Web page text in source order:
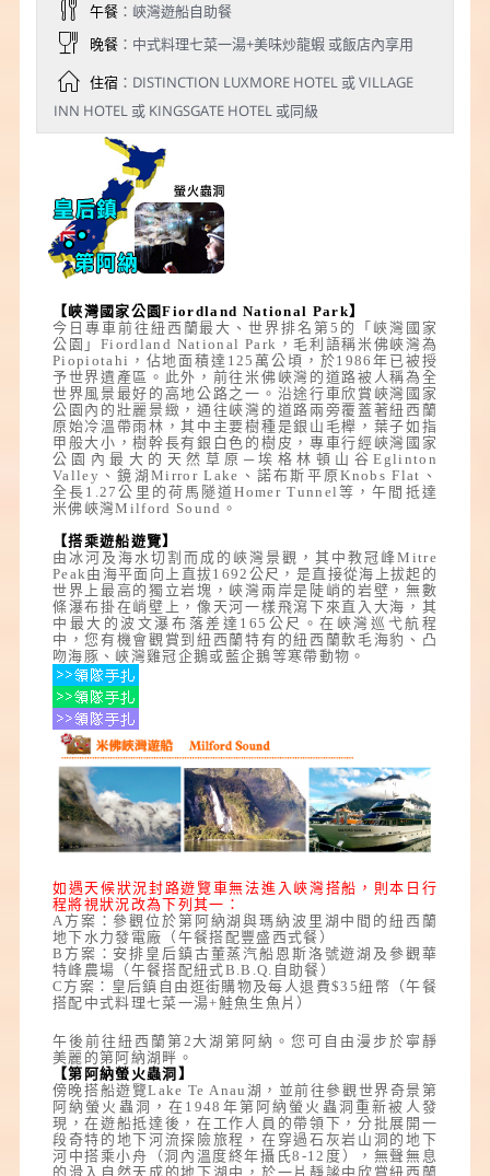
午餐：峽灣遊船自助餐
晚餐：中式料理七菜一湯+美味炒龍蝦 或飯店內享用
住宿：DISTINCTION LUXMORE HOTEL 或 VILLAGE
INN HOTEL 或 KINGSGATE HOTEL 或同級
【峽灣國家公園Fiordland National Park】
今日專車前往紐西蘭最大、世界排名第5的
「峽灣國家
公園」 Fiordland National Park ，毛利語稱米佛峽灣為
Piopiotahi，佔地面積達125萬公頃，於1986年已被授
予世界遺產區。此外，前往米佛峽灣的道路被人稱為全
世界風景最好的高地公路之一。沿途行車欣賞峽灣國家
公園內的壯麗景緻，通往峽灣的道路兩旁覆蓋著紐西蘭
原始冷溫帶雨林，其中主要樹種是銀山毛櫸，葉子如指
甲般大小，樹幹長有銀白色的樹皮，專車行經峽灣國家
公園內最大的天然草原─埃格林頓山谷Eglinton
Valley、鏡湖Mirror Lake、諾布斯平原Knobs Flat、
全長1.27公里的荷馬隧道Homer Tunnel等，午間抵達
米佛峽灣Milford Sound。
【搭乘遊船遊覽】
由冰河及海水切割而成的峽灣景觀，其中教冠峰Mitre
Peak由海平面向上直拔1692公尺，是直接從海上拔起的
世界上最高的獨立岩塊，峽灣兩岸是陡峭的岩壁，無數
條瀑布掛在峭壁上，像天河一樣飛瀉下來直入大海，其
中最大的波文瀑布落差達165公尺。在峽灣巡弋航程
中，您有機會觀賞到紐西蘭特有的紐西蘭軟毛海豹、凸
吻海豚、峽灣雞冠企鵝或藍企鵝等寒帶動物。
如遇天候狀況封路遊覽車無法進入峽灣搭船，則本日行
程將視狀況改為下列其一：
A方案：參觀位於第阿納湖與瑪納波里湖中間的紐西蘭
地下水力發電廠（午餐搭配豐盛西式餐）
B方案：安排皇后鎮古董蒸汽船恩斯洛號遊湖及參觀華
特峰農場（午餐搭配紐式B.B.Q.自助餐）
C方案：皇后鎮自由逛街購物及每人退費$35紐幣（午餐
搭配中式料理七菜一湯+鮭魚生魚片）
午後前往紐西蘭第2大湖第阿納。您可自由漫步於寧靜
美麗的第阿納湖畔。
【第阿納螢火蟲洞】
傍晚搭船遊覽Lake Te Anau湖，並前往參觀世界奇景第
阿納螢火蟲洞 ，在1948年第阿納螢火蟲洞重新被人發
現，在遊船抵達後，在工作人員的帶領下，分批展開一
段奇特的地下河流探險旅程，在穿過石灰岩山洞的地下
河中搭乘小舟（洞內溫度終年攝氏8-12度），無聲無息
的滑入自然天成的地下湖中，於一片靜謐中欣賞紐西蘭